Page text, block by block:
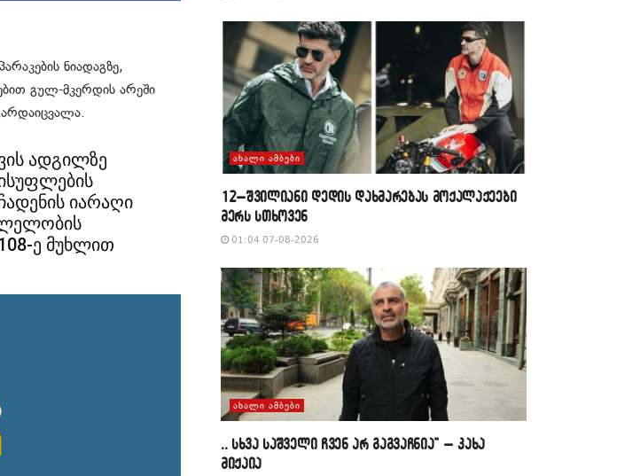
ნიადაგზე,
გულ-მკერდის არეში
ადგილზე
იარაღი
ე მუხლით
ᲐᲮᲐᲚᲘ ᲐᲛᲑᲔᲑᲘ
12–შვილიანი დედის დახმარებას მოქალაქეები
მერს სთხოვენ
01:04 07-08-2026
ᲐᲮᲐᲚᲘ ᲐᲛᲑᲔᲑᲘ
,, სხვა საშველი ჩვენ არ გაგვაჩნია” – კახა
მიქაია